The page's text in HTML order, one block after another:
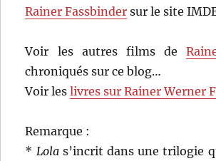
Rainer Fassbinder sur le site
Voir les autres films de
chroniqués sur ce blog…
Voir leslivres sur Rainer Werner
Remarque :
* Lolas’incrit dans une trilogie